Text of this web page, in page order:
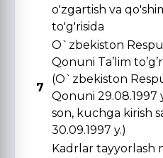
o'zgartish va
to'g'risida
7
O`zbekiston
Qonuni Ta’lim
(O`zbekiston
Qonuni 29.08.1997
son, kuchga kirish
30.09.1997 y.)
Kadrlar tayyorlash